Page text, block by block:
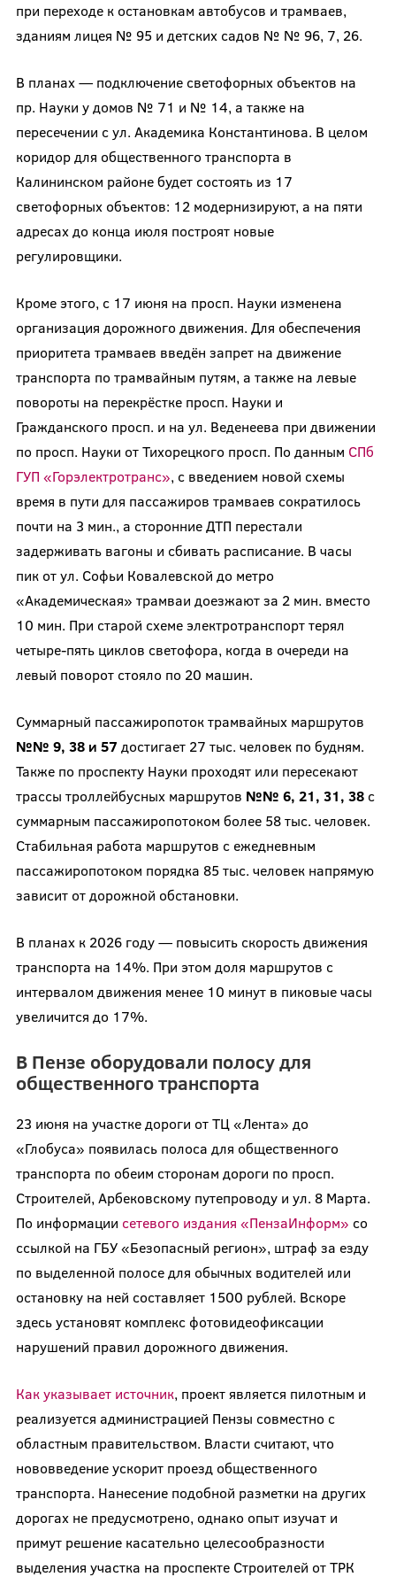
при переходе к остановкам автобусов и трамваев,
зданиям лицея № 95 и детских садов № № 96, 7, 26.
В планах — подключение светофорных объектов на
пр. Науки у домов № 71 и № 14, а также на
пересечении с ул. Академика Константинова. В целом
коридор для общественного транспорта в
Калининском районе будет состоять из 17
светофорных объектов: 12 модернизируют, а на пяти
адресах до конца июля построят новые
регулировщики.
Кроме этого, с 17 июня на просп. Науки изменена
организация дорожного движения. Для обеспечения
приоритета трамваев введён запрет на движение
транспорта по трамвайным путям, а также на левые
повороты на перекрёстке просп. Науки и
Гражданского просп. и на ул. Веденеева при движении
по просп. Науки от Тихорецкого просп. По данным СПб
ГУП «Горэлектротранс», с введением новой схемы
время в пути для пассажиров трамваев сократилось
почти на 3 мин., а сторонние ДТП перестали
задерживать вагоны и сбивать расписание. В часы
пик от ул. Софьи Ковалевской до метро
«Академическая» трамваи доезжают за 2 мин. вместо
10 мин. При старой схеме электротранспорт терял
четыре-пять циклов светофора, когда в очереди на
левый поворот стояло по 20 машин.
Суммарный пассажиропоток трамвайных маршрутов
№№ 9, 38 и 57 достигает 27 тыс. человек по будням.
Также по проспекту Науки проходят или пересекают
трассы троллейбусных маршрутов №№ 6, 21, 31, 38с
суммарным пассажиропотоком более 58 тыс. человек.
Стабильная работа маршрутов с ежедневным
пассажиропотоком порядка 85 тыс. человек напрямую
зависит от дорожной обстановки.
В планах к 2026 году — повысить скорость движения
транспорта на 14%. При этом доля маршрутов с
интервалом движения менее 10 минут в пиковые часы
увеличится до 17%.
В Пензе оборудовали полосу для
общественного транспорта
23 июня на участке дороги от ТЦ «Лента» до
«Глобуса» появилась полоса для общественного
транспорта по обеим сторонам дороги по просп.
Строителей, Арбековскому путепроводу и ул. 8 Марта.
По информации сетевого издания «ПензаИнформ» со
ссылкой на ГБУ «Безопасный регион», штраф за езду
по выделенной полосе для обычных водителей или
остановку на ней составляет 1500 рублей. Вскоре
здесь установят комплекс фотовидеофиксации
нарушений правил дорожного движения.
Как указывает источник, проект является пилотным и
реализуется администрацией Пензы совместно с
областным правительством. Власти считают, что
нововведение ускорит проезд общественного
транспорта. Нанесение подобной разметки на других
дорогах не предусмотрено, однако опыт изучат и
примут решение касательно целесообразности
выделения участка на проспекте Строителей от ТРК